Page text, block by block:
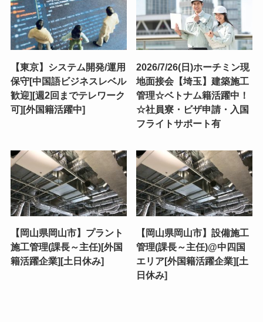
【東京】システム開発/運用
保守[中国語ビジネスレベル
歓迎][週2回までテレワーク
可][外国籍活躍中]
2026/7/26(日)ホーチミン現
地面接会【埼玉】建築施工
管理☆ベトナム籍活躍中！
☆社員寮・ビザ申請・入国
フライトサポート有
【岡山県岡山市】プラント
施工管理(課長～主任)[外国
籍活躍企業][土日休み]
【岡山県岡山市】設備施工
管理(課長～主任)@中四国
エリア[外国籍活躍企業][土
日休み]